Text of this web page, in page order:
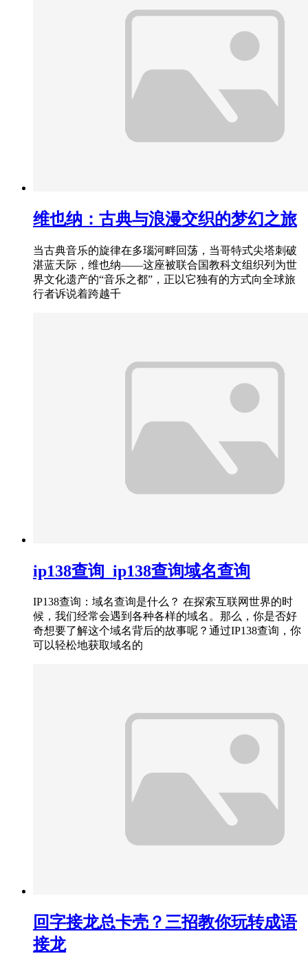
维也纳：古典与浪漫交织的梦幻之旅
当古典音乐的旋律在多瑙河畔回荡，当哥特式尖塔刺破
湛蓝天际，维也纳——这座被联合国教科文组织列为世
界文化遗产的“音乐之都”，正以它独有的方式向全球旅
行者诉说着跨越千
ip138查询_ip138查询域名查询
IP138查询：域名查询是什么？ 在探索互联网世界的时
候，我们经常会遇到各种各样的域名。那么，你是否好
奇想要了解这个域名背后的故事呢？通过IP138查询，你
可以轻松地获取域名的
回字接龙总卡壳？三招教你玩转成语
接龙